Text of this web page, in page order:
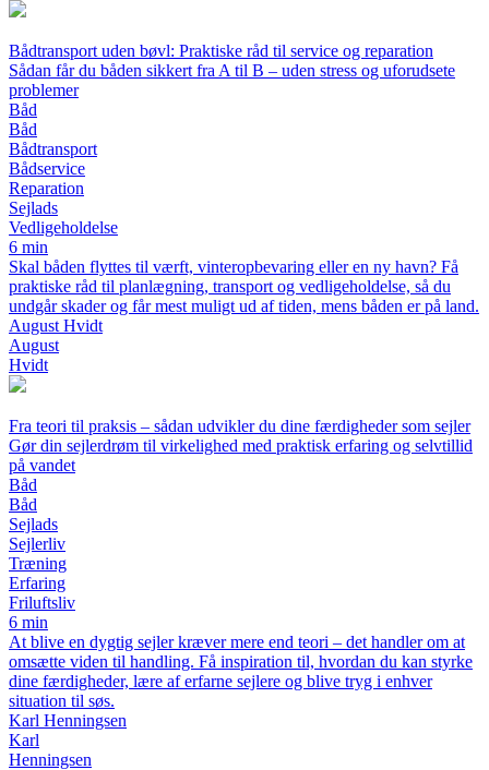
Bådtransport uden bøvl: Praktiske råd til service og reparation
Sådan får du båden sikkert fra A til B – uden stress og uforudsete
problemer
Båd
Båd
Bådtransport
Bådservice
Reparation
Sejlads
Vedligeholdelse
6 min
Skal båden flyttes til værft, vinteropbevaring eller en ny havn? Få
praktiske råd til planlægning, transport og vedligeholdelse, så du
undgår skader og får mest muligt ud af tiden, mens båden er på land.
August Hvidt
August
Hvidt
Fra teori til praksis – sådan udvikler du dine færdigheder som sejler
Gør din sejlerdrøm til virkelighed med praktisk erfaring og selvtillid
på vandet
Båd
Båd
Sejlads
Sejlerliv
Træning
Erfaring
Friluftsliv
6 min
At blive en dygtig sejler kræver mere end teori – det handler om at
omsætte viden til handling. Få inspiration til, hvordan du kan styrke
dine færdigheder, lære af erfarne sejlere og blive tryg i enhver
situation til søs.
Karl Henningsen
Karl
Henningsen